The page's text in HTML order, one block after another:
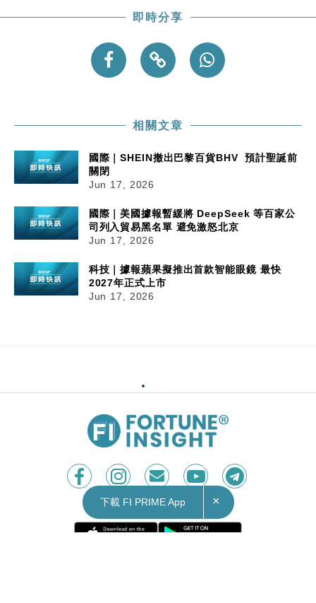
即時分享
相關文章
國際｜SHEIN撤出巴黎百貨BHV 預計聖誕前
關閉
Jun 17, 2026
國際｜美國據報暫緩將 DeepSeek 等百家公
司列入貿易黑名單 避免激怒北京
Jun 17, 2026
科技｜據報蘋果擬推出首款智能眼鏡 最快
2027年正式上市
Jun 17, 2026
下載 FI PRIME App ×